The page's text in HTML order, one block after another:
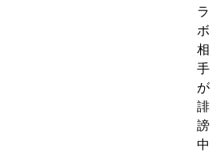
ラ
ボ
相
手
が
誹
謗
中